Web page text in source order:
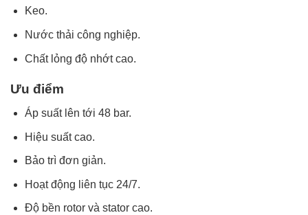
Keo.
Nước thải công nghiệp.
Chất lỏng độ nhớt cao.
Ưu điểm
Áp suất lên tới 48 bar.
Hiệu suất cao.
Bảo trì đơn giản.
Hoạt động liên tục 24/7.
Độ bền rotor và stator cao.